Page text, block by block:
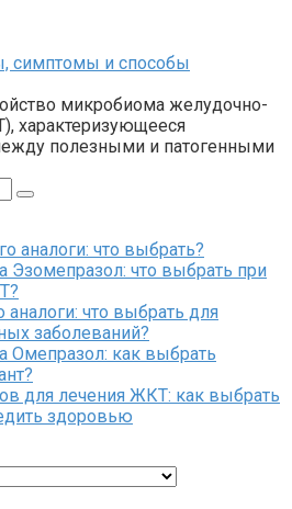
симптомы и способы
микробиома желудочно-
характеризующееся
полезными и патогенными
аналоги: что выбрать?
Эзомепразол: что выбрать при
аналоги: что выбрать для
заболеваний?
Омепразол: как выбрать
для лечения ЖКТ: как выбрать
здоровью